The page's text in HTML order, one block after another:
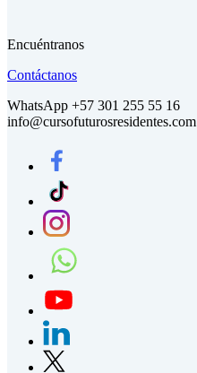
Encuéntranos
Contáctanos
WhatsApp +57 301 255 55 16
info@cursofuturosresidentes.com